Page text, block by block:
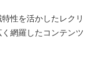
性を活かしたレクリ
網羅したコンテンツ